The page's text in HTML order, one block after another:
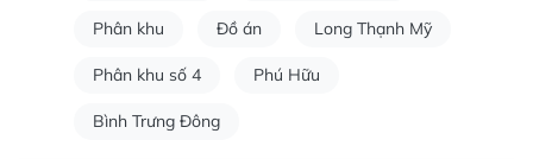
Phân khu Đồ án Long Thạnh Mỹ
Phân khu số 4 Phú Hữu
Bình Trưng Đông